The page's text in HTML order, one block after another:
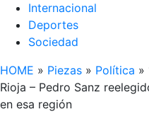
Internacional
Deportes
Sociedad
HOME » Piezas » Política »
Rioja – Pedro Sanz
en esa región